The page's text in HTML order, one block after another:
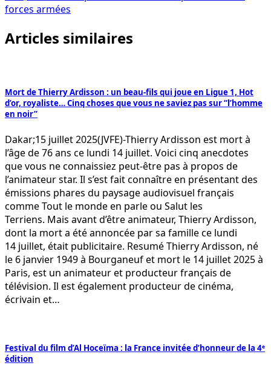
forces armées
Articles similaires
Mort de Thierry Ardisson : un beau-fils qui joue en Ligue 1, Hot
d’or, royaliste… Cinq choses que vous ne saviez pas sur “l’homme
en noir”
Dakar;15 juillet 2025(JVFE)-Thierry Ardisson est mort à
l’âge de 76 ans ce lundi 14 juillet. Voici cinq anecdotes
que vous ne connaissiez peut-être pas à propos de
l’animateur star. Il s’est fait connaître en présentant des
émissions phares du paysage audiovisuel français
comme Tout le monde en parle ou Salut les
Terriens. Mais avant d’être animateur, Thierry Ardisson,
dont la mort a été annoncée par sa famille ce lundi
14 juillet, était publicitaire. Resumé Thierry Ardisson, né
le 6 janvier 1949 à Bourganeuf et mort le 14 juillet 2025 à
Paris, est un animateur et producteur français de
télévision. Il est également producteur de cinéma,
écrivain et…
Festival du film d’Al Hoceïma : la France invitée d’honneur de la 4ᵉ
édition